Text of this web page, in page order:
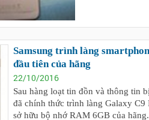
Samsung trình làng
đầu tiên của hãng
22/10/2016
Sau hàng loạt tin đồn và thông tin
đã chính thức trình làng Galaxy C9
sở hữu bộ nhớ RAM 6GB của hãng.